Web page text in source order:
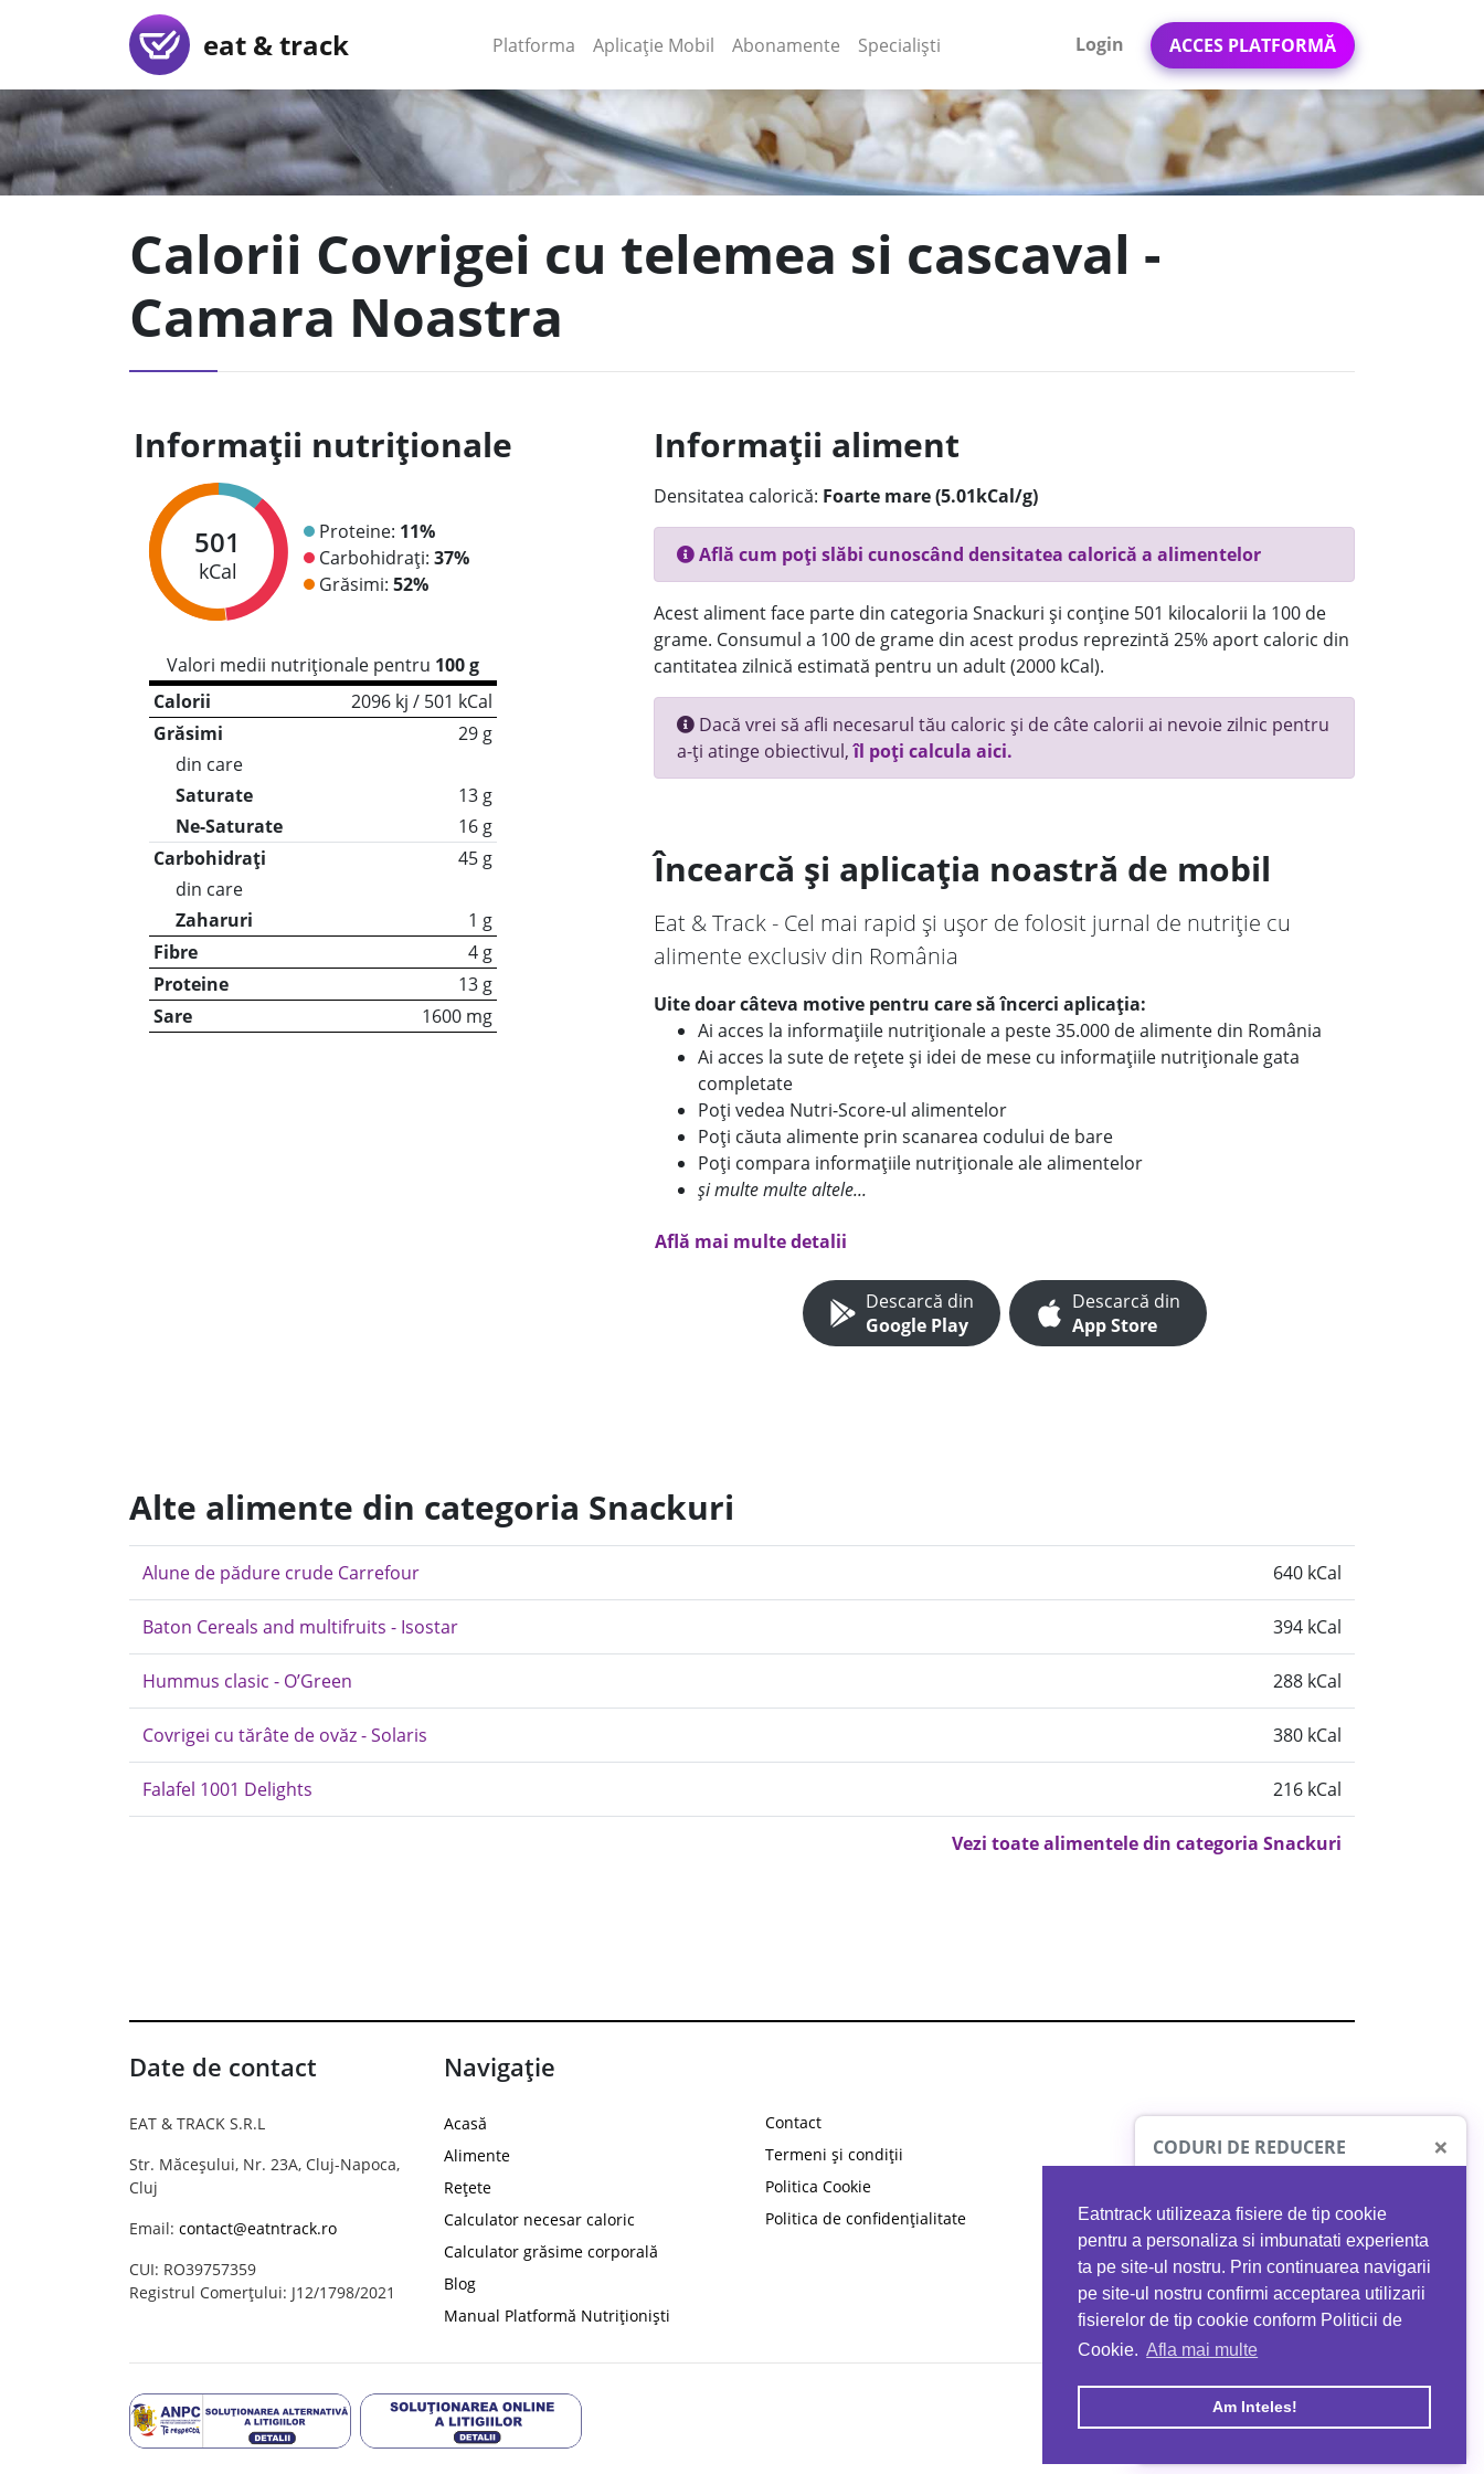
Eatntrack utilizeaza fisiere de tip cookie
pentru a personaliza si imbunatati experienta
ta pe site-ul nostru. Prin continuarea navigarii
pe site-ul nostru confirmi acceptarea utilizarii
fisierelor de tip cookie conform Politicii de
Cookie. Afla mai multe
Am Inteles!
eat & track Platforma (current)
Aplicație Mobil (current)
Abonamente Specialiști Login ACCES PLATFORMĂ
Calorii Covrigei cu telemea si cascaval -
Camara Noastra
Informații nutriționale
501
kCal
Proteine: 11%
Carbohidrați: 37%
Grăsimi: 52%
Valori medii nutriționale pentru 100 g
Calorii
2096 kj / 501 kCal
Grăsimi
29 g
din care
Saturate
13 g
Ne-Saturate
16 g
Carbohidrați
45 g
din care
Zaharuri
1 g
Fibre
4 g
Proteine
13 g
Sare
1600 mg
Informații aliment
Densitatea calorică: Foarte mare (5.01kCal/g)
Află cum poți slăbi cunoscând densitatea calorică a alimentelor
Acest aliment face parte din categoria Snackuri și conține 501 kilocalorii la 100 de
grame. Consumul a 100 de grame din acest produs reprezintă 25% aport caloric din
cantitatea zilnică estimată pentru un adult (2000 kCal).
Dacă vrei să afli necesarul tău caloric și de câte calorii ai nevoie zilnic pentru
a-ți atinge obiectivul,îl poți calcula aici.
Încearcă și aplicația noastră de mobil
Eat & Track - Cel mai rapid și ușor de folosit jurnal de nutriție cu
alimente exclusiv din România
Uite doar câteva motive pentru care să încerci aplicația:
Ai acces la informațiile nutriționale a peste 35.000 de alimente din România
Ai acces la sute de rețete și idei de mese cu informațiile nutriționale gata
completate
Poți vedea Nutri-Score-ul alimentelor
Poți căuta alimente prin scanarea codului de bare
Poți compara informațiile nutriționale ale alimentelor
și multe multe altele...
Află mai multe detalii
Descarcă din
Google Play
Descarcă din
App Store
Alte alimente din categoria Snackuri
Alune de pădure crude Carrefour 640 kCal
Baton Cereals and multifruits - Isostar 394 kCal
Hummus clasic - O’Green 288 kCal
Covrigei cu tărâte de ovăz - Solaris 380 kCal
Falafel 1001 Delights 216 kCal
Vezi toate alimentele din categoria Snackuri
Date de contact
EAT & TRACK S.R.L
Str. Măceșului, Nr. 23A, Cluj-Napoca,
Cluj
Email: contact@eatntrack.ro
CUI: RO39757359
Registrul Comerțului: J12/1798/2021
Navigație
Acasă
Alimente
Rețete
Calculator necesar caloric
Calculator grăsime corporală
Blog
Manual Platformă Nutriționiști
Contact
Termeni și condiții
Politica Cookie
Politica de confidențialitate
CODURI DE REDUCERE ×
PROTO41
reducere la orice comandă
EATNTRACK
MYPROTEIN
Ai40%reducere la orice comandă
folosind codul EATTRACK